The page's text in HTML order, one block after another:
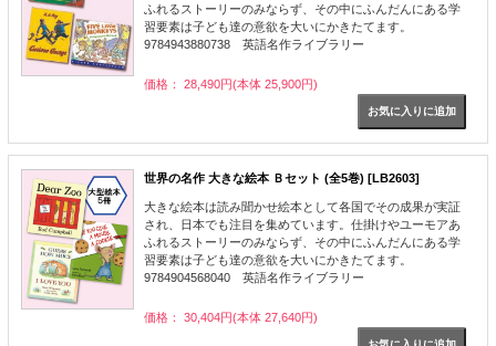
ふれるストーリーのみならず、その中にふんだんにある学
習要素は子ども達の意欲を大いにかきたてます。
9784943880738 英語名作ライブラリー
価格： 28,490円(本体 25,900円)
世界の名作 大きな絵本 Ｂセット (全5巻) [LB2603]
大きな絵本は読み聞かせ絵本として各国でその成果が実証
され、日本でも注目を集めています。仕掛けやユーモアあ
ふれるストーリーのみならず、その中にふんだんにある学
習要素は子ども達の意欲を大いにかきたてます。
9784904568040 英語名作ライブラリー
価格： 30,404円(本体 27,640円)